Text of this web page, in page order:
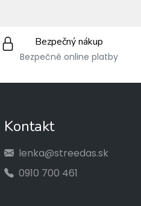
Bezpečný nákup
Bezpečné online platby
Kontakt
lenka@streedas.sk
0910 700 461